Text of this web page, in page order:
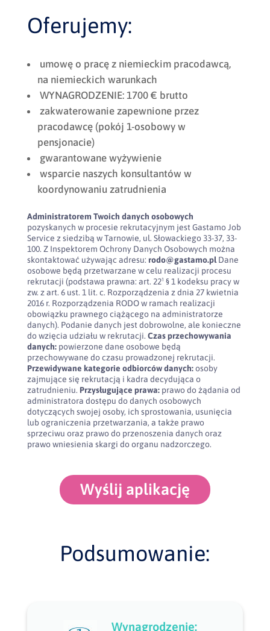
Oferujemy:
umowę o pracę z niemieckim pracodawcą,
na niemieckich warunkach
WYNAGRODZENIE: 1700 € brutto
zakwaterowanie zapewnione przez
pracodawcę (pokój 1-osobowy w
pensjonacie)
gwarantowane wyżywienie
wsparcie naszych konsultantów w
koordynowaniu zatrudnienia
Administratorem Twoich danych osobowych
pozyskanych w procesie rekrutacyjnym jest Gastamo Job
Service z siedzibą w Tarnowie, ul. Słowackiego 33-37, 33-
100. Z Inspektorem Ochrony Danych Osobowych można
skontaktować używając adresu: rodo@gastamo.plDane
osobowe będą przetwarzane w celu realizacji procesu
rekrutacji (podstawa prawna: art. 22¹ § 1 kodeksu pracy w
zw. z art. 6 ust. 1 lit. c. Rozporządzenia z dnia 27 kwietnia
2016 r. Rozporządzenia RODO w ramach realizacji
obowiązku prawnego ciążącego na administratorze
danych). Podanie danych jest dobrowolne, ale konieczne
do wzięcia udziału w rekrutacji. Czas przechowywania
danych:powierzone dane osobowe będą
przechowywane do czasu prowadzonej rekrutacji.
Przewidywane kategorie odbiorców danych:osoby
zajmujące się rekrutacją i kadra decydująca o
zatrudnieniu. Przysługujące prawa:prawo do żądania od
administratora dostępu do danych osobowych
dotyczących swojej osoby, ich sprostowania, usunięcia
lub ograniczenia przetwarzania, a także prawo
sprzeciwu oraz prawo do przenoszenia danych oraz
prawo wniesienia skargi do organu nadzorczego.
Wyślij aplikację
Podsumowanie:
Wynagrodzenie: